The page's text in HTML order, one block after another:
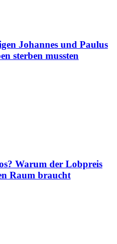
Johannes und Paulus
sterben mussten
Warum der Lobpreis
Raum braucht